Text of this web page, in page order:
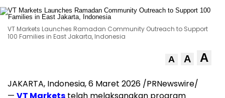
VT Markets Launches Ramadan Community Outreach to Support
100 Families in East Jakarta, Indonesia
A A A
JAKARTA, Indonesia, 6 Maret 2026 /PRNewswire/